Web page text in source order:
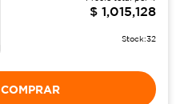
$ 1,015,128
Stock:32
COMPRAR